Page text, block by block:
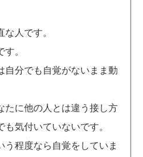
な人です。
。
自分でも自覚がないまま動
たに他の人とは違う接し方
気付いていないです。
う程度なら自覚をしていま